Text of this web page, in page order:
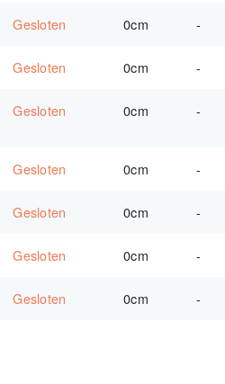
Gesloten 0cm -
Gesloten 0cm -
Gesloten 0cm -
Gesloten 0cm -
Gesloten 0cm -
Gesloten 0cm -
Gesloten 0cm -